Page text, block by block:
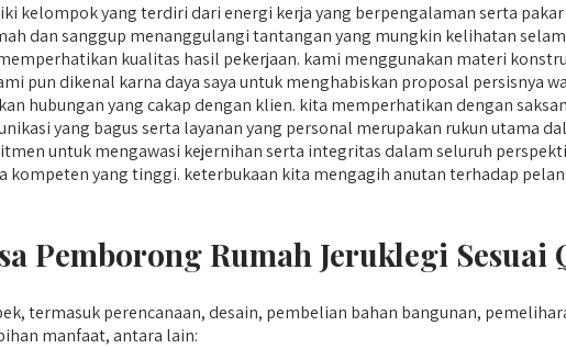
kelompok yang terdiri dari energi kerja yang berpengalaman serta
dan sanggup menanggulangi tantangan yang mungkin kelihatan
kualitas hasil pekerjaan. kami menggunakan materi
pun dikenal karna daya saya untuk menghabiskan proposal persisnya
hubungan yang cakap dengan klien. kita memperhatikan dengan
yang bagus serta layanan yang personal merupakan rukun utama
untuk mengawasi kejernihan serta integritas dalam seluruh
kompeten yang tinggi. keterbukaan kita mengagih anutan terhadap
Pemborong Rumah Jeruklegi Sesuai
termasuk perencanaan, desain, pembelian bahan bangunan,
manfaat, antara lain: